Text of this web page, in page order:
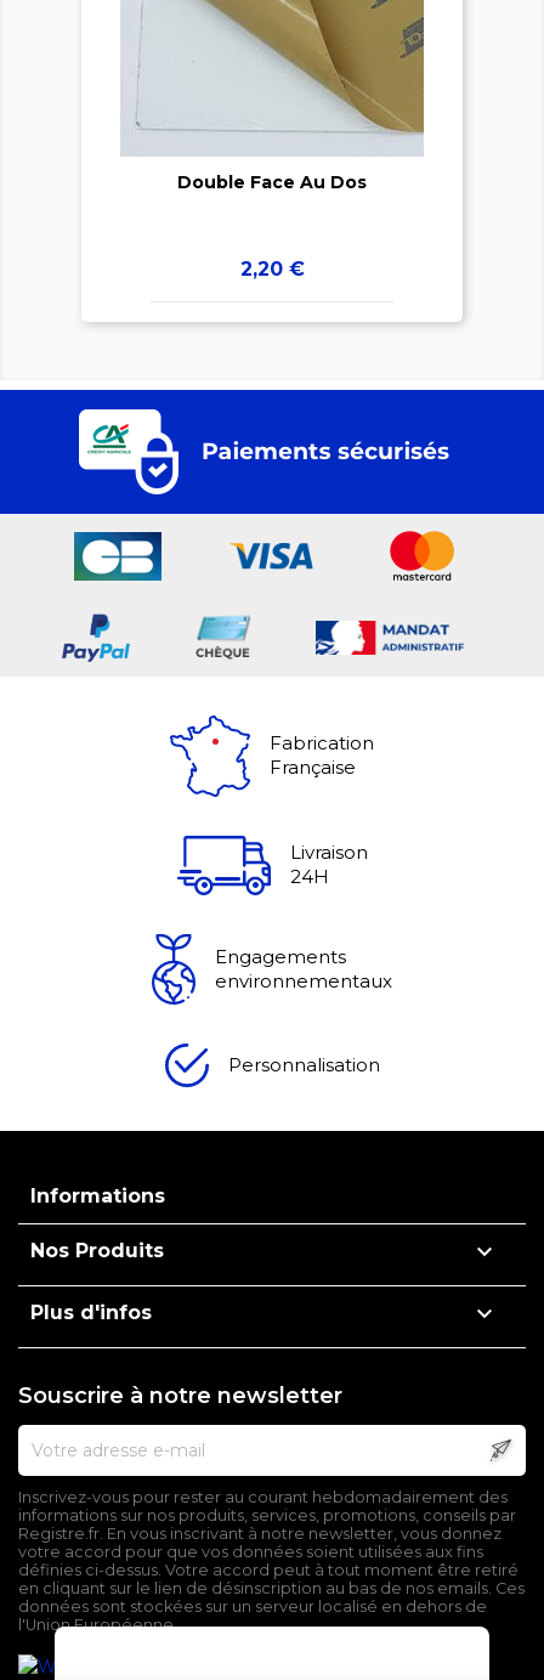
Double Face Au Dos
Prix
2,20 €
Fabrication
Française
Livraison
24H
Engagements
environnementaux
Personnalisation
Informations
Nos Produits 
Plus d'infos 
Souscrire à notre newsletter
Inscrivez-vous pour rester au courant hebdomadairement des
informations sur nos produits, services, promotions, conseils par
Registre.fr. En vous inscrivant à notre newsletter, vous donnez
votre accord pour que vos données soient utilisées aux fins
définies ci-dessus. Votre accord peut à tout moment être retiré
en cliquant sur le lien de désinscription au bas de nos emails. Ces
données sont stockées sur un serveur localisé en dehors de
l'Union Européenne.